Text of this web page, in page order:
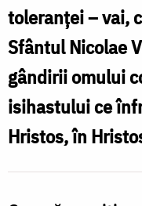
asumate
în
Hristos
toleranței – vai,
Sfântul Nicolae
gândirii omului
isihastului ce
Hristos, în